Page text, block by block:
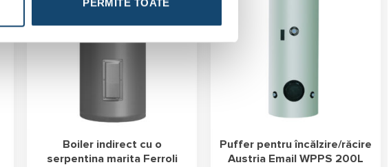
PERMITE TOATE
Boiler indirect cu o
serpentina marita Ferroli
Puffer pentru încălzire/răcire
Austria Email WPPS 200L